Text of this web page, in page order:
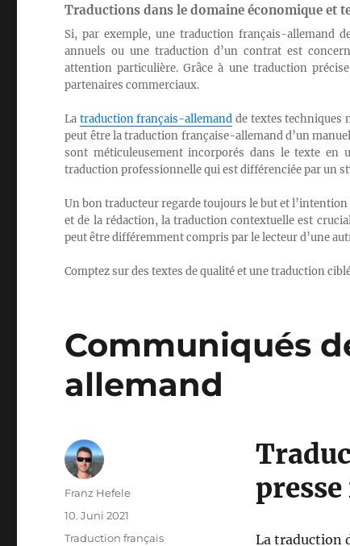
Traductions dans le domaine économique et
Si, par exemple, une traduction français-allemand
annuels ou une traduction d’un contrat est
attention particulière. Grâce à une traduction
partenaires commerciaux.
La traduction français-allemand de textes techniques
peut être la traduction française-allemand d’un
sont méticuleusement incorporés dans le texte en
traduction professionnelle qui est différenciée par un
Un bon traducteur regarde toujours le but et
et de la rédaction, la traduction contextuelle est
peut être différemment compris par le lecteur d’une
Comptez sur des textes de qualité et une traduction
Communiqués
allemand
La traduction
Autor
Franz Hefele
Veröffentlicht
10. Juni 2021
Kategorien
Traduction français